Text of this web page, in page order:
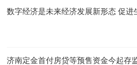
数字经济是未来经济发展新形态 促进
济南定金首付房贷等预售资金今起存